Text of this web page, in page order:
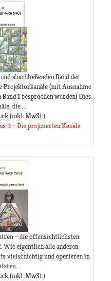
abschließenden Band der
Projektorkanäle (mit Ausnahme
1 besprochen wurden) Dies
die ...
(inkl. MwSt.)
3 – Die projizierten Kanäle
– die offensichtlichsten
eigentlich alle anderen
vielschichtig und operieren in
(inkl. MwSt.)